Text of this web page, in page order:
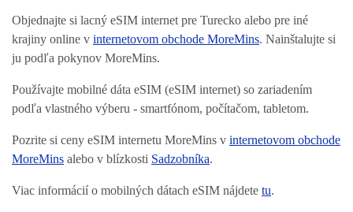
Objednajte si lacný eSIM internet pre Turecko alebo pre iné
krajiny online v internetovom obchode MoreMins. Nainštalujte si
ju podľa pokynov MoreMins.
Používajte mobilné dáta eSIM (eSIM internet) so zariadením
podľa vlastného výberu - smartfónom, počítačom, tabletom.
Pozrite si ceny eSIM internetu MoreMins v internetovom obchode
MoreMins alebo v blízkosti Sadzobníka.
Viac informácií o mobilných dátach eSIM nájdete tu.